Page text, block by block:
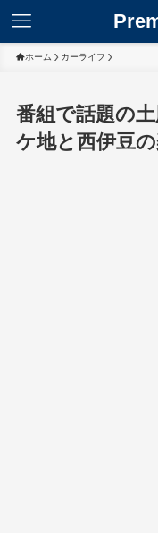
ホーム カーライフ
番組で話題の
ケ地と西伊豆